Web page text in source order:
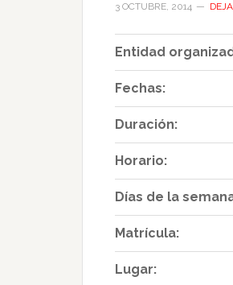
3 OCTUBRE, 2014
Entidad
Fechas:
Duración:
Horario:
Días de la
Matrícula:
Lugar: